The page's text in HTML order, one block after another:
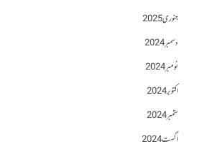
جنوری 2025
دسمبر 2024
نومبر 2024
اکتوبر 2024
ستمبر 2024
اگست 2024